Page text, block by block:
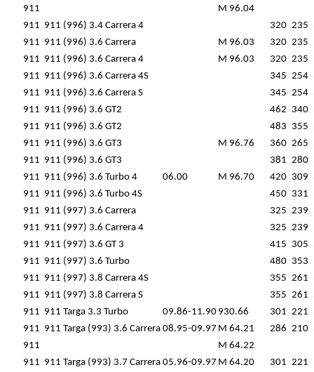
911
M 96.04
911 911 (996) 3.4 Carrera 4 320 235
911 911 (996) 3.6 Carrera M 96.03 320 235
911 911 (996) 3.6 Carrera 4 M 96.03 320 235
911 911 (996) 3.6 Carrera 4S 345 254
911 911 (996) 3.6 Carrera S 345 254
911 911 (996) 3.6 GT2 462 340
911 911 (996) 3.6 GT2 483 355
911 911 (996) 3.6 GT3 M 96.76 360 265
911 911 (996) 3.6 GT3 381 280
911 911 (996) 3.6 Turbo 4 06.00 M 96.70 420 309
911 911 (996) 3.6 Turbo 4S 450 331
911 911 (997) 3.6 Carrera 325 239
911 911 (997) 3.6 Carrera 4 325 239
911 911 (997) 3.6 GT 3 415 305
911 911 (997) 3.6 Turbo 480 353
911 911 (997) 3.8 Carrera 4S 355 261
911 911 (997) 3.8 Carrera S 355 261
911 911 Targa 3.3 Turbo 09.86-11.90 930.66 301 221
911 911 Targa (993) 3.6 Carrera 08.95-09.97 M 64.21 286 210
911
M 64.22
911 911 Targa (993) 3.7 Carrera 05.96-09.97 M 64.20 301 221